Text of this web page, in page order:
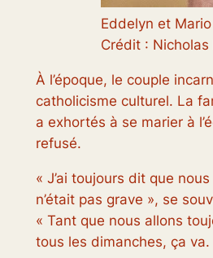
Eddelyn et
Crédit :
À l’époque, le couple
catholicisme culturel. La
a exhortés à se marier à
refusé.
« J’ai toujours dit que
n’était pas grave », se
« Tant que nous allons
tous les dimanches, ça va.